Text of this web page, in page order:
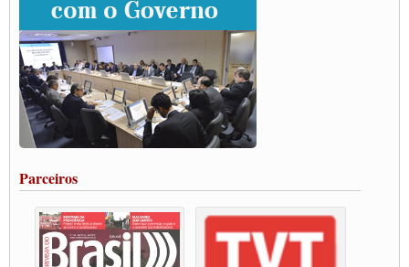
Grande Conquista da Categoria transporte de Cargas e Caminhoneiros Autonomos
ENCONTRO INTERNACIONAL EM APOIO A CLASSE TRABALHADORA
DO BRASIL E A ELEIÇÃO 2022
Carta às Brasileiras e aos Brasileiros em Defesa do Estado Democrático de Direito
Paulinho, presidente da CNTTL, faz balanço do 3º Congresso da CNTTL
Caminhoneiros aprovam greve a partir do 1º de novembro
Rodoviários de Feira Santana fazem Assembleia para avaliar proposta de reajuste
salarial
Vacina Já: Lockdown de 24 horas dos trabalhadores em transportes está mantido,
Condutores de Guarulhos farão greve sanitária nesta terça-feira (20)
Paralisação dos Caminhoneiros na #BR285, entrocamento que liga o Mercosul ao
Rio Grande
Parceiros